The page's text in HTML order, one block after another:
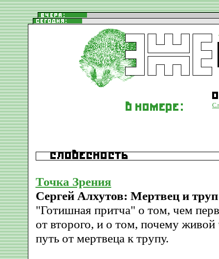
Точка Зрения
Сергей Алхутов: Мертвец и труп
"Готишная притча" о том, чем
от второго, и о том, почему живой
путь от мертвеца к трупу.